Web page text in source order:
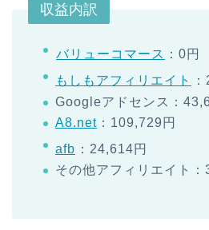
収益内訳
バリューコマース ：0円
もしもアフィリエイト
Googleアドセンス：
A8.net ：109,729円
afb ：24,614円
その他アフィリエイト：